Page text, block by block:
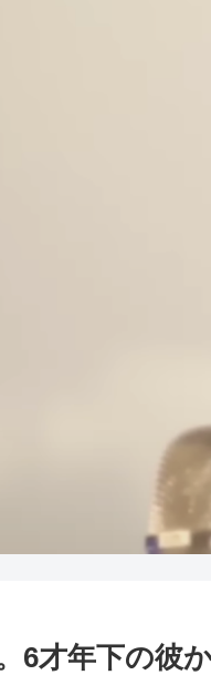
6才年下の彼